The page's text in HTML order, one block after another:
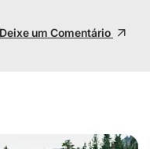
Deixe um Comentário